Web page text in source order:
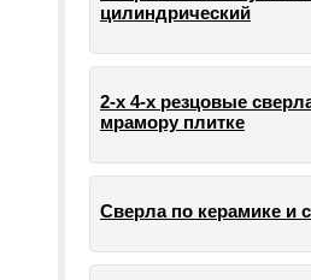
цилиндрический
2-х 4-х резцовые
мрамору плитке
Сверла по керамике и